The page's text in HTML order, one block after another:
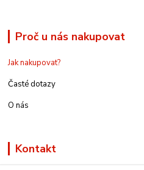
Proč u nás nakupovat
Jak nakupovat?
Časté dotazy
O nás
Kontakt